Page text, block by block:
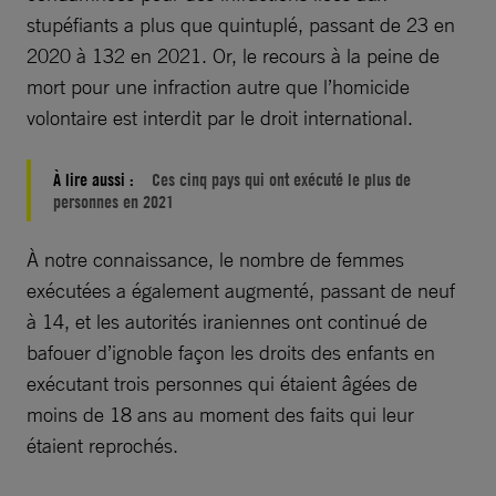
stupéfiants a plus que quintuplé, passant de 23 en
2020 à 132 en 2021. Or, le recours à la peine de
mort pour une infraction autre que l’homicide
volontaire est interdit par le droit international.
À lire aussi :
Ces cinq pays qui ont exécuté le plus de
personnes en 2021
À notre connaissance, le nombre de femmes
exécutées a également augmenté, passant de neuf
à 14, et les autorités iraniennes ont continué de
bafouer d’ignoble façon les droits des enfants en
exécutant trois personnes qui étaient âgées de
moins de 18 ans au moment des faits qui leur
étaient reprochés.